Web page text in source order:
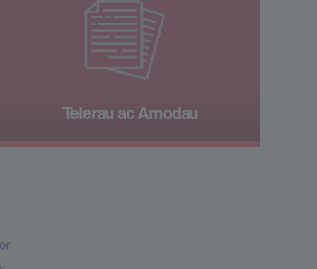
Telerau ac Amodau